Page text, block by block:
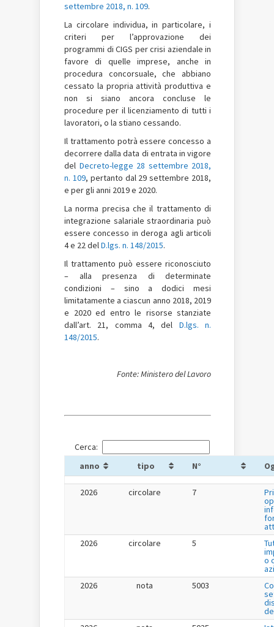
settembre 2018, n. 109.
La circolare individua, in particolare, i
criteri per l’approvazione dei
programmi di CIGS per crisi aziendale in
favore di quelle imprese, anche in
procedura concorsuale, che abbiano
cessato la propria attività produttiva e
non si siano ancora concluse le
procedure per il licenziamento di tutti i
lavoratori, o la stiano cessando.
Il trattamento potrà essere concesso a
decorrere dalla data di entrata in vigore
del Decreto-legge 28 settembre 2018,
n. 109, pertanto dal 29 settembre 2018,
e per gli anni 2019 e 2020.
La norma precisa che il trattamento di
integrazione salariale straordinaria può
essere concesso in deroga agli articoli
4 e 22 delD.lgs. n. 148/2015.
Il trattamento può essere riconosciuto
– alla presenza di determinate
condizioni – sino a dodici mesi
limitatamente a ciascun anno 2018, 2019
e 2020 ed entro le risorse stanziate
dall’art. 21, comma 4, del D.lgs. n.
148/2015.
Fonte: Ministero del Lavoro
Cerca:
anno
tipo N°
2026 circolare 7
2026
circolare 5
o
2026
nota 5003